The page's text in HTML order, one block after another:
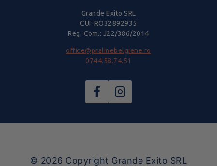
Grande Exito SRL
CUI: RO32892935
Reg. Com.: J22/386/2014
office@pralinebelgiene.ro
0744.58.74.51
© 2026 Copyright Grande Exito SRL